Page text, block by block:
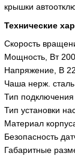
крышки
Технические
Скорость
Мощность, Вт 200
Напряжение, В
Чаша нерж. сталь
Тип подключения
Тип установки
Материал
Безопасность
Габаритные